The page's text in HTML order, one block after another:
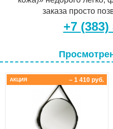
заказа просто
+7 (383)
– 1 410 руб.
АКЦИЯ